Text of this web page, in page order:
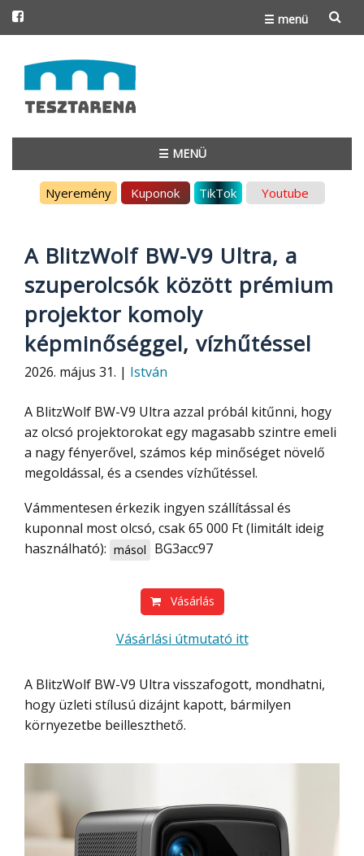
☰ menü
to
content
☰ MENÜ
Nyeremény Kuponok TikTok Youtube
A BlitzWolf BW-V9 Ultra, a
szuperolcsók között prémium
projektor komoly
képminőséggel, vízhűtéssel
2026. május 31. | István
A BlitzWolf BW-V9 Ultra azzal próbál kitűnni, hogy
az olcsó projektorokat egy magasabb szintre emeli
a nagy fényerővel, számos kép minőséget növelő
megoldással, és a csendes vízhűtéssel.
Vámmentesen érkezik ingyen szállítással és
kuponnal most olcsó, csak 65 000 Ft (limitált ideig
használható): másol BG3acc97
Vásárlás
Vásárlási útmutató itt
A BlitzWolf BW-V9 Ultra visszafogott, mondhatni,
hogy üzleti stílusú dizájnt kapott, bármilyen
környezetbe beilleszthető.